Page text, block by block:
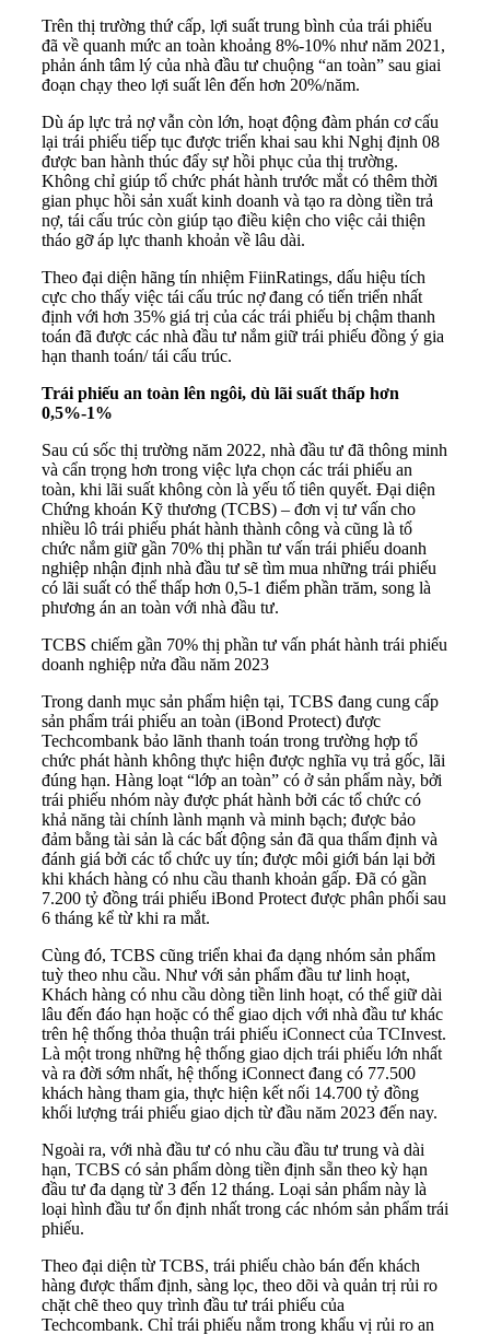
Trên thị trường thứ cấp, lợi suất trung bình của trái phiếu
đã về quanh mức an toàn khoảng 8%-10% như năm 2021,
phản ánh tâm lý của nhà đầu tư chuộng “an toàn” sau giai
đoạn chạy theo lợi suất lên đến hơn 20%/năm.
Dù áp lực trả nợ vẫn còn lớn, hoạt động đàm phán cơ cấu
lại trái phiếu tiếp tục được triển khai sau khi Nghị định 08
được ban hành thúc đẩy sự hồi phục của thị trường.
Không chỉ giúp tổ chức phát hành trước mắt có thêm thời
gian phục hồi sản xuất kinh doanh và tạo ra dòng tiền trả
nợ, tái cấu trúc còn giúp tạo điều kiện cho việc cải thiện
tháo gỡ áp lực thanh khoản về lâu dài.
Theo đại diện hãng tín nhiệm FiinRatings, dấu hiệu tích
cực cho thấy việc tái cấu trúc nợ đang có tiến triển nhất
định với hơn 35% giá trị của các trái phiếu bị chậm thanh
toán đã được các nhà đầu tư nắm giữ trái phiếu đồng ý gia
hạn thanh toán/ tái cấu trúc.
Trái phiếu an toàn lên ngôi, dù lãi suất thấp hơn
0,5%-1%
Sau cú sốc thị trường năm 2022, nhà đầu tư đã thông minh
và cẩn trọng hơn trong việc lựa chọn các trái phiếu an
toàn, khi lãi suất không còn là yếu tố tiên quyết. Đại diện
Chứng khoán Kỹ thương (TCBS) – đơn vị tư vấn cho
nhiều lô trái phiếu phát hành thành công và cũng là tổ
chức nắm giữ gần 70% thị phần tư vấn trái phiếu doanh
nghiệp nhận định nhà đầu tư sẽ tìm mua những trái phiếu
có lãi suất có thể thấp hơn 0,5-1 điểm phần trăm, song là
phương án an toàn với nhà đầu tư.
TCBS chiếm gần 70% thị phần tư vấn phát hành trái phiếu
doanh nghiệp nửa đầu năm 2023
Trong danh mục sản phẩm hiện tại, TCBS đang cung cấp
sản phẩm trái phiếu an toàn (iBond Protect) được
Techcombank bảo lãnh thanh toán trong trường hợp tổ
chức phát hành không thực hiện được nghĩa vụ trả gốc, lãi
đúng hạn. Hàng loạt “lớp an toàn” có ở sản phẩm này, bởi
trái phiếu nhóm này được phát hành bởi các tổ chức có
khả năng tài chính lành mạnh và minh bạch; được bảo
đảm bằng tài sản là các bất động sản đã qua thẩm định và
đánh giá bởi các tổ chức uy tín; được môi giới bán lại bởi
khi khách hàng có nhu cầu thanh khoản gấp. Đã có gần
7.200 tỷ đồng trái phiếu iBond Protect được phân phối sau
6 tháng kể từ khi ra mắt.
Cùng đó, TCBS cũng triển khai đa dạng nhóm sản phẩm
tuỳ theo nhu cầu. Như với sản phẩm đầu tư linh hoạt,
Khách hàng có nhu cầu dòng tiền linh hoạt, có thể giữ dài
lâu đến đáo hạn hoặc có thể giao dịch với nhà đầu tư khác
trên hệ thống thỏa thuận trái phiếu iConnect của TCInvest.
Là một trong những hệ thống giao dịch trái phiếu lớn nhất
và ra đời sớm nhất, hệ thống iConnect đang có 77.500
khách hàng tham gia, thực hiện kết nối 14.700 tỷ đồng
khối lượng trái phiếu giao dịch từ đầu năm 2023 đến nay.
Ngoài ra, với nhà đầu tư có nhu cầu đầu tư trung và dài
hạn, TCBS có sản phẩm dòng tiền định sẵn theo kỳ hạn
đầu tư đa dạng từ 3 đến 12 tháng. Loại sản phẩm này là
loại hình đầu tư ổn định nhất trong các nhóm sản phẩm trái
phiếu.
Theo đại diện từ TCBS, trái phiếu chào bán đến khách
hàng được thẩm định, sàng lọc, theo dõi và quản trị rủi ro
chặt chẽ theo quy trình đầu tư trái phiếu của
Techcombank. Chỉ trái phiếu nằm trong khẩu vị rủi ro an